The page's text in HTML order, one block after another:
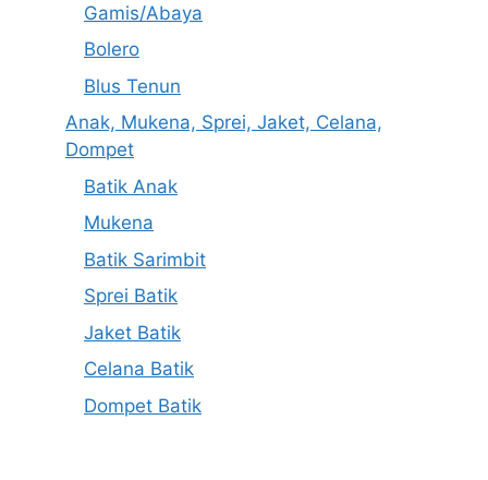
Gamis/Abaya
Bolero
Blus Tenun
Anak, Mukena, Sprei, Jaket, Celana,
Dompet
Batik Anak
Mukena
Batik Sarimbit
Sprei Batik
Jaket Batik
Celana Batik
Dompet Batik